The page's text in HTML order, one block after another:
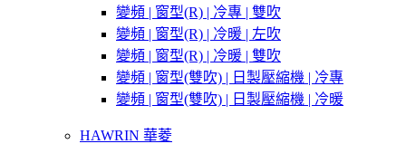
變頻 | 窗型(R) | 冷專 | 雙吹
變頻 | 窗型(R) | 冷暖 | 左吹
變頻 | 窗型(R) | 冷暖 | 雙吹
變頻 | 窗型(雙吹) | 日製壓縮機 | 冷專
變頻 | 窗型(雙吹) | 日製壓縮機 | 冷暖
HAWRIN 華菱